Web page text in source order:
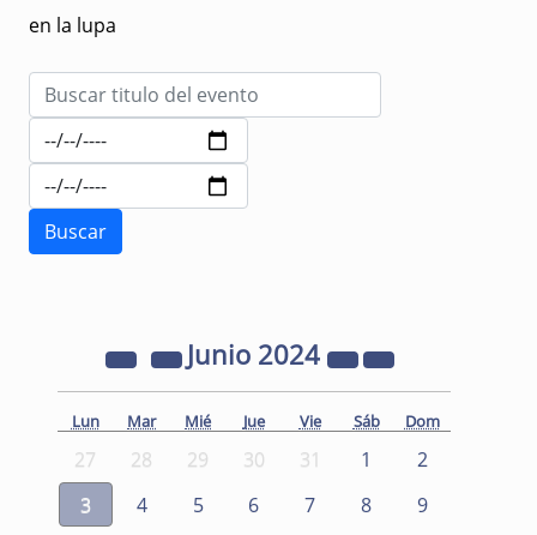
en la lupa
Junio 2024
Lun Mar Mié Jue Vie Sáb Dom
27 28 29 30 31 1
2
3
4 5 6 7 8
9